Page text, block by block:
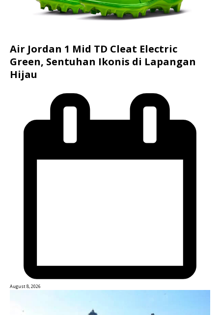
Air Jordan 1 Mid TD Cleat Electric
Green, Sentuhan Ikonis di Lapangan
Hijau
August 8, 2026